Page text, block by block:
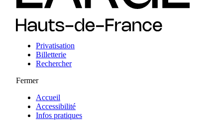
Privatisation
Billetterie
Rechercher
Fermer
Accueil
Accessibilité
Infos pratiques